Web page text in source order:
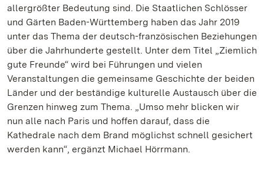
allergrößter Bedeutung sind. Die Staatlichen Schlösser
und Gärten Baden-Württemberg haben das Jahr 2019
unter das Thema der deutsch-französischen Beziehungen
über die Jahrhunderte gestellt. Unter dem Titel „Ziemlich
gute Freunde“ wird bei Führungen und vielen
Veranstaltungen die gemeinsame Geschichte der beiden
Länder und der beständige kulturelle Austausch über die
Grenzen hinweg zum Thema. „Umso mehr blicken wir
nun alle nach Paris und hoffen darauf, dass die
Kathedrale nach dem Brand möglichst schnell gesichert
werden kann“, ergänzt Michael Hörrmann.